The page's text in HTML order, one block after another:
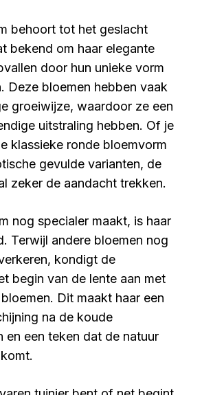
behoort tot het geslacht
bekend om haar elegante
door hun unieke vorm
Deze bloemen hebben vaak
groeiwijze, waardoor ze een
uitstraling hebben. Of je
klassieke ronde bloemvorm
gevulde varianten, de
zeker de aandacht trekken.
nog specialer maakt, is haar
Terwijl andere bloemen nog
kondigt de
begin van de lente aan met
Dit maakt haar een
na de koude
en een teken dat de natuur